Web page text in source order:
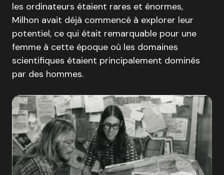
les ordinateurs étaient rares et énormes,
Milhon avait déjà commencé à explorer leur
potentiel, ce qui était remarquable pour une
femme à cette époque où les domaines
scientifiques étaient principalement dominés
par des hommes.